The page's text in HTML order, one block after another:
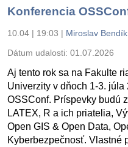
Konferencia
10.04 | 19:03 | Miroslav Bendík
Dátum udalosti: 01.07.2026
Aj tento rok sa na Fakulte
Univerzity v dňoch 1-3.
OSSConf. Príspevky budú
LATEX, R a ich priatelia,
Open GIS & Open Data,
Kyberbezpečnosť. Vlastné